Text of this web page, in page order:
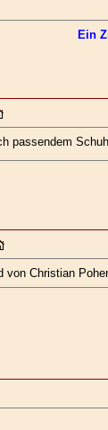
Ein
passendem
Christian